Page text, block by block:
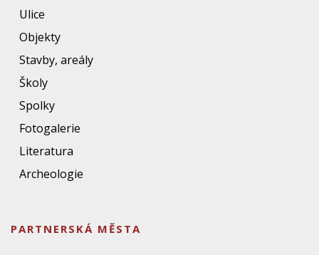
Ulice
Objekty
Stavby, areály
Školy
Spolky
Fotogalerie
Literatura
Archeologie
PARTNERSKÁ MĚSTA